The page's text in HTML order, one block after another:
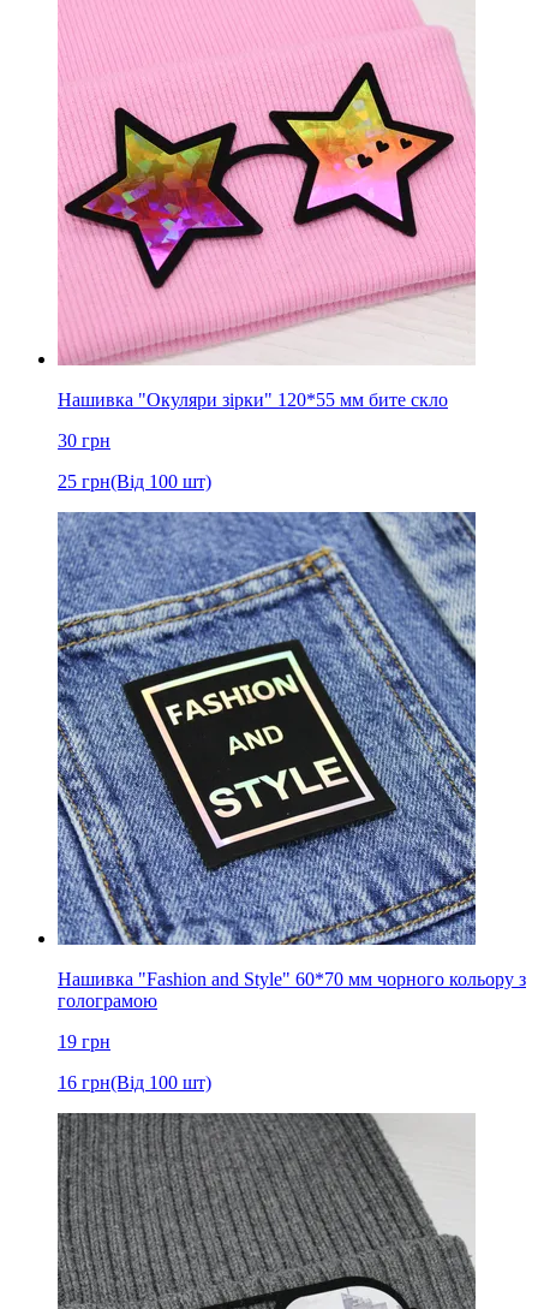
Нашивка "Окуляри зірки" 120*55 мм бите скло
30 грн
25 грн(Від 100 шт)
Нашивка "Fashion and Style" 60*70 мм чорного кольору з
голограмою
19 грн
16 грн(Від 100 шт)